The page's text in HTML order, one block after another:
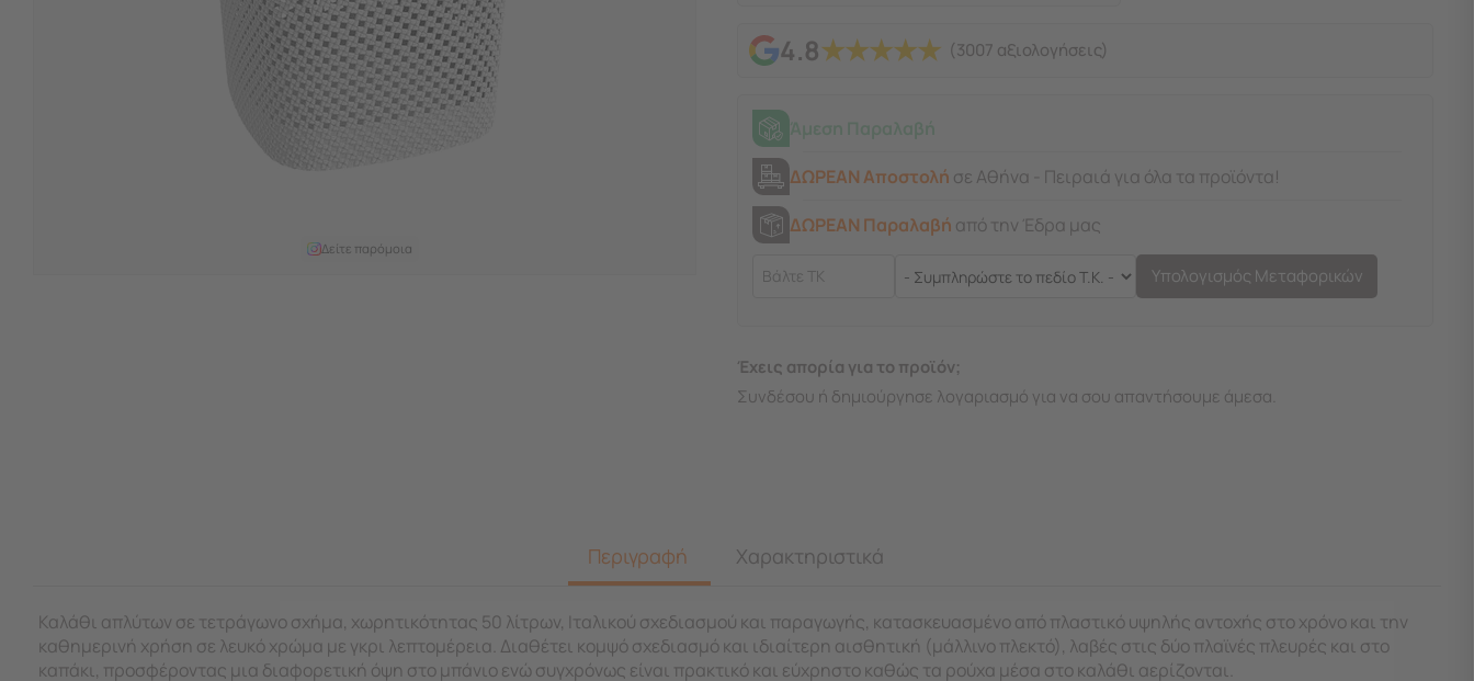
Δείτε παρόμοια
4.8★★★★★ (3007 αξιολογήσεις)
ΔΩΡΕΑΝ Αποστολή σε Αθήνα - Πειραιά για όλα τα προϊόντα!
ΔΩΡΕΑΝ Παραλαβή από την Έδρα μας
Υπολογισμός Μεταφορικών
Έχεις απορία για το προϊόν;
Συνδέσου ή δημιούργησε λογαριασμό για να σου απαντήσουμε άμεσα.
Περιγραφή Χαρακτηριστικά
Καλάθι απλύτων σε τετράγωνο σχήμα, χωρητικότητας 50 λίτρων, Ιταλικού σχεδιασμού και παραγωγής, κατασκευασμένο από πλαστικό υψηλής αντοχής στο χρόνο και την
καθημερινή χρήση σε λευκό χρώμα με γκρι λεπτομέρεια. Διαθέτει κομψό σχεδιασμό και ιδιαίτερη αισθητική (μάλλινο πλεκτό), λαβές στις δύο πλαϊνές πλευρές και στο
καπάκι, προσφέροντας μια διαφορετική όψη στο μπάνιο ενώ συγχρόνως είναι πρακτικό και εύχρηστο καθώς τα ρούχα μέσα στο καλάθι αερίζονται.